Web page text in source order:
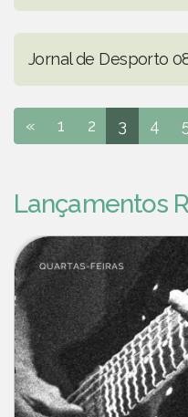
Jornal de Desporto
« 1 2 3 4
Lançamentos